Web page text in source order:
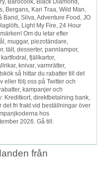
Barocook, Black Diamond,
Bergans, Kari Traa, Wild Man,
Band, Silva, Adventure Food, JO
Light My Fire, 24 Hour
Om du letar efter
muggar, piezotändare,
tält, desserter, pannlampor,
fjällkartor,
knivar, varmrätter,
så hittar du rabatter till det
eller följ oss på Twitter och
kampanjer och
Kreditkort, direktbetalning bank,
det fri frakt vid beställningar över
hos
2026. Gå till:
från